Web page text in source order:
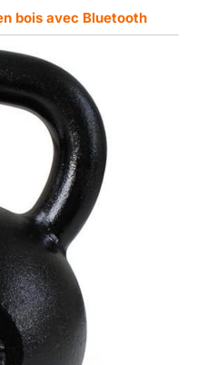
bois avec Bluetooth